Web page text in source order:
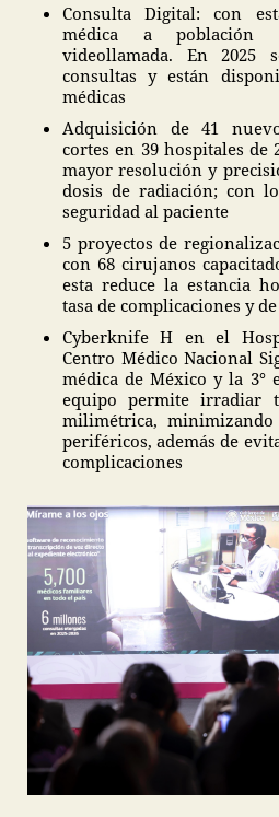
Consulta Digital: con
médica a población
videollamada. En 2025
consultas y están
médicas
Adquisición de 41
cortes en 39 hospitales de
mayor resolución y
dosis de radiación; con
seguridad al paciente
5 proyectos de
con 68 cirujanos
esta reduce la estancia
tasa de complicaciones y
Cyberknife H en el
Centro Médico Nacional
médica de México y la 3°
equipo permite irradiar
milimétrica,
periféricos, además de
complicaciones